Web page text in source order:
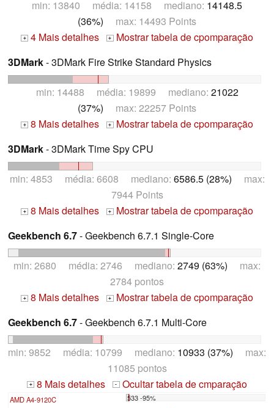
min: 13840 média: 14158 mediano: 14148.5
(36%) max: 14493 Points
+ 4 Mais detalhes + Mostrar tabela de cpomparação
3DMark- 3DMark Fire Strike Standard Physics
min: 14488 média: 19899 mediano: 21022
(37%) max: 22257 Points
+ 8 Mais detalhes + Mostrar tabela de cpomparação
3DMark- 3DMark Time Spy CPU
min: 4853 média: 6608 mediano: 6586.5 (28%) max:
7944 Points
+ 8 Mais detalhes + Mostrar tabela de cpomparação
Geekbench 6.7- Geekbench 6.7.1 Single-Core
min: 2680 média: 2746 mediano: 2749 (63%) max:
2784 pontos
+ 8 Mais detalhes + Mostrar tabela de cpomparação
Geekbench 6.7- Geekbench 6.7.1 Multi-Core
min: 9852 média: 10799 mediano: 10933 (37%) max:
11085 pontos
+ 8 Mais detalhes - Ocultar tabela de cmparação
AMD A4-9120C 533 -95%